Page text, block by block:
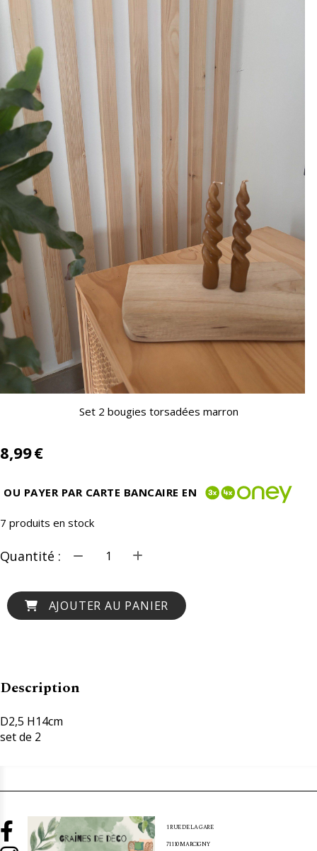
Set 2 bougies torsadées marron
8,99€
OU PAYER PAR CARTE BANCAIRE EN
7 produits en stock
Quantité :
AJOUTER AU PANIER
Description
D2,5 H14cm
set de 2

1 RUE DE LA GARE
71110 MARCIGNY